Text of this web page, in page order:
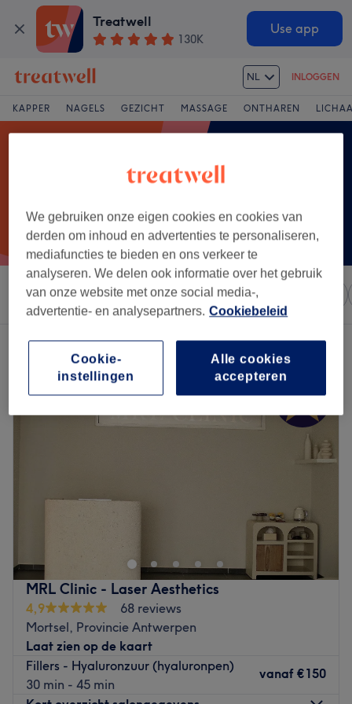
Treatwell
130K
Use app
NL INLOGGEN
KAPPER NAGELS GEZICHT MASSAGE ONTHAREN
Sorteer op Elke prijs Salons Expresaanbiedingen
Een salon met:injectables in Mortsel, Provincie Antwerpen
MRL Clinic - Laser Aesthetics
4,9
68 reviews
Mortsel, Provincie Antwerpen
Laat zien op de kaart
Fillers - Hyaluronzuur (hyaluronpen)
30 min - 45 min
vanaf €150
We gebruiken onze eigen cookies en cookies van
derden om inhoud en advertenties te personaliseren,
mediafuncties te bieden en ons verkeer te
analyseren. We delen ook informatie over het gebruik
van onze website met onze social media-,
advertentie- en analysepartners. Cookiebeleid
Alle cookies
accepteren
Cookie-
instellingen